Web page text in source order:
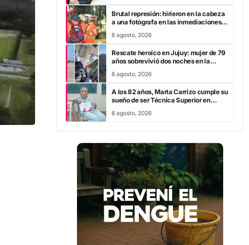
Brutal represión: hirieron en la cabeza
a una fotógrafa en las inmediaciones
6 agosto, 2026
Rescate heroico en Jujuy: mujer de 79
años sobrevivió dos noches en la
6 agosto, 2026
A los 82 años, Marta Carrizo cumple su
sueño de ser Técnica Superior en
6 agosto, 2026